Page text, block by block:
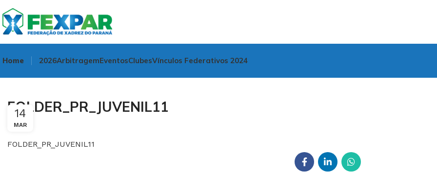
Home 2026ArbitragemEventosClubesVínculos Federativos 2024
FOLDER_PR_JUVENIL11
14
MAR
FOLDER_PR_JUVENIL11